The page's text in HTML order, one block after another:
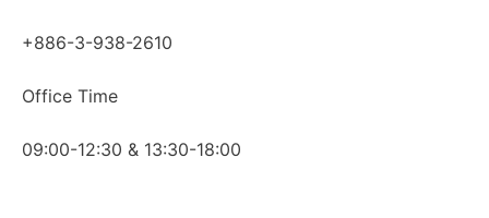
+886-3-938-2610
Office Time
09:00-12:30 & 13:30-18:00